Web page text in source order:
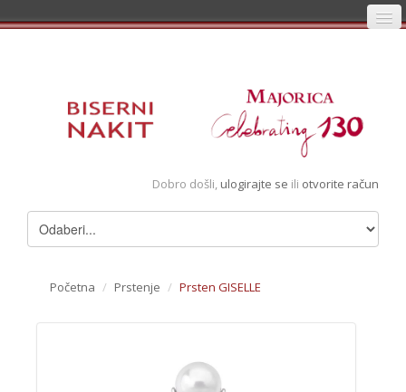
Registracija
Pregledani artikli
Dobro došli, ulogirajte se ili otvorite račun
Početna / Prstenje / Prsten GISELLE